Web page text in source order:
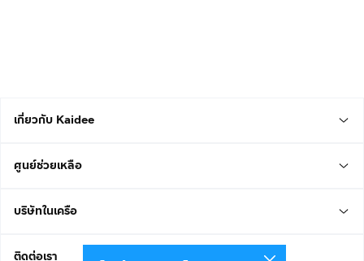
เกี่ยวกับ Kaidee
ศูนย์ช่วยเหลือ
บริษัทในเครือ
ติดต่อเรา